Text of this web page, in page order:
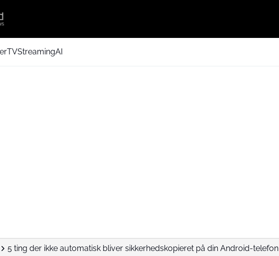
TVStreamingAI
5 ting der ikke automatisk bliver sikkerhedskopieret på din Android-telefon